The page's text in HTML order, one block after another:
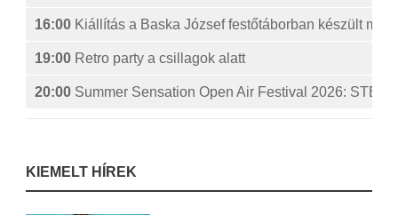
16:00 Kiállítás a Baska József festőtáborban készült
19:00 Retro party a csillagok alatt
20:00 Summer Sensation Open Air Festival 2026:
KIEMELT HÍREK